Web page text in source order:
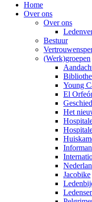
Home
Over ons
Over ons
Bestuur
(Werk)groepen
Young
El
Het
Jacobike